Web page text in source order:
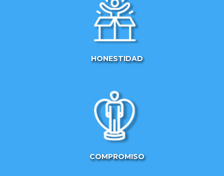
HONESTIDAD
COMPROMISO